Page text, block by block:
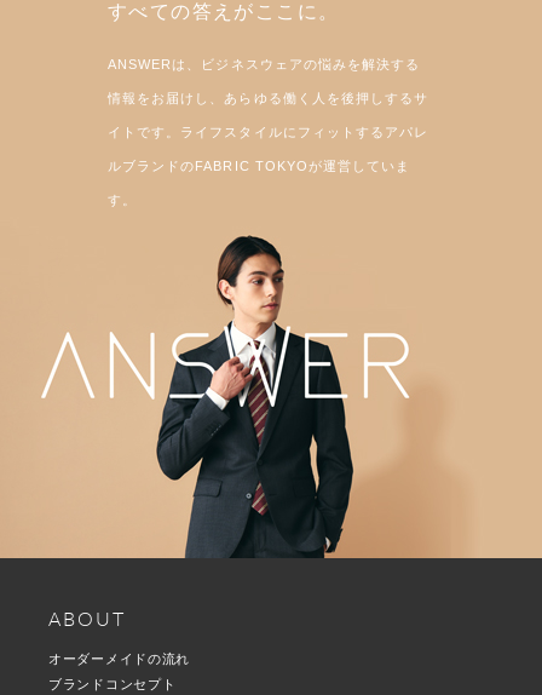
すべての答えがここに。
ANSWERは、ビジネスウェアの悩みを解決する
情報をお届けし、あらゆる働く人を後押しするサ
イトです。ライフスタイルにフィットするアパレ
ルブランドのFABRIC TOKYOが運営していま
す。
ABOUT
オーダーメイドの流れ
ブランドコンセプト